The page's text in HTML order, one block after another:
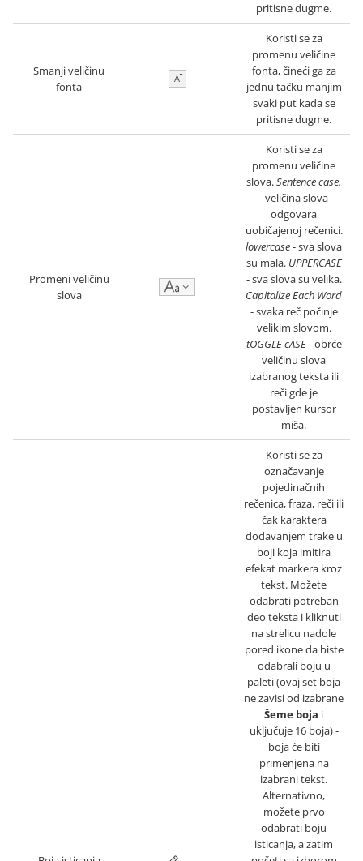
pritisne dugme.
Smanji veličinu
fonta
Koristi se za
promenu veličine
fonta, čineći ga za
jednu tačku manjim
svaki put kada se
pritisne dugme.
Promeni veličinu
slova
Koristi se za
promenu veličine
slova.Sentence case.
- veličina slova
odgovara
uobičajenoj rečenici.
lowercase- sva slova
su mala. UPPERCASE
- sva slova su velika.
Capitalize Each Word
- svaka reč počinje
velikim slovom.
tOGGLE cASE- obrće
veličinu slova
izabranog teksta ili
reči gde je
postavljen kursor
miša.
Koristi se za
označavanje
pojedinačnih
rečenica, fraza, reči ili
čak karaktera
dodavanjem trake u
boji koja imitira
efekat markera kroz
tekst. Možete
odabrati potreban
deo teksta i kliknuti
na strelicu nadole
pored ikone da biste
odabrali boju u
paleti (ovaj set boja
ne zavisi od izabrane
Šeme boja i
uključuje 16 boja) -
boja će biti
primenjena na
izabrani tekst.
Alternativno,
možete prvo
odabrati boju
isticanja, a zatim